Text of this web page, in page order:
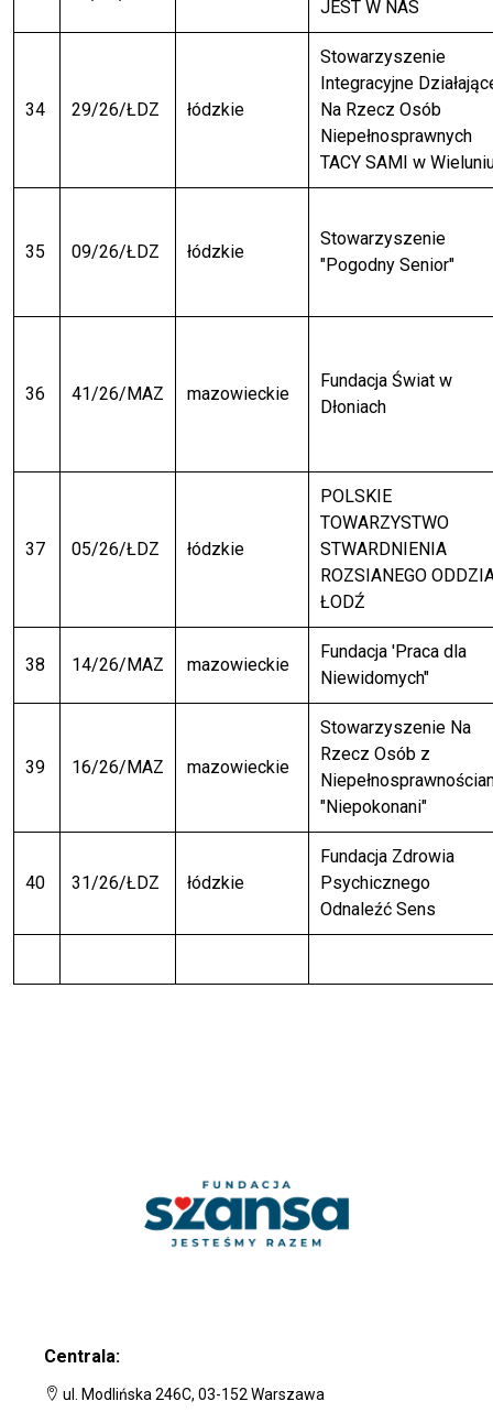
JEST W NAS
34 29/26/ŁDZ łódzkie
Stowarzyszenie
Integracyjne
Na Rzecz Osób
Niepełnosprawnych
TACY SAMI w
35 09/26/ŁDZ łódzkie
Stowarzyszenie
"Pogodny Senior"
36 41/26/MAZ mazowieckie
Fundacja Świat w
Dłoniach
37 05/26/ŁDZ łódzkie
POLSKIE
TOWARZYSTWO
STWARDNIENIA
ROZSIANEGO
ŁODŹ
38 14/26/MAZ mazowieckie
Fundacja 'Praca dla
Niewidomych"
39 16/26/MAZ mazowieckie
Stowarzyszenie Na
Rzecz Osób z
"Niepokonani"
40 31/26/ŁDZ łódzkie
Fundacja Zdrowia
Psychicznego
Odnaleźć Sens
Centrala:
ul. Modlińska 246C, 03-152 Warszawa